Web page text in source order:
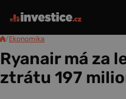
/Ekonomika
Ryanair má za
ztrátu 197